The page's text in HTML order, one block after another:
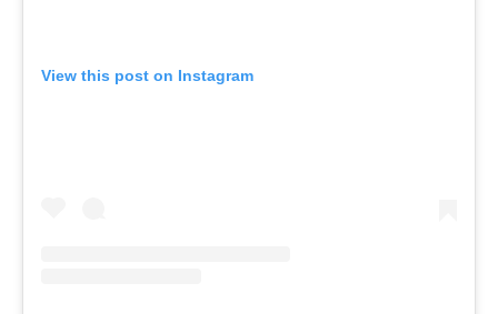
View this post on Instagram